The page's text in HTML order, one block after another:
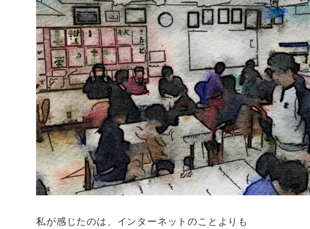
私が感じたのは、インターネットのことよりも